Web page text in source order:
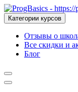
Категории курсов
Отзывы о
Все скидки и
Блог